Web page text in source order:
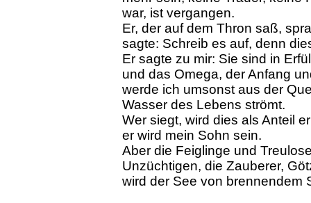
war, ist vergangen.
Er, der auf dem Thron saß,
sagte: Schreib es auf, denn
Er sagte zu mir: Sie sind in
und das Omega, der Anfang
werde ich umsonst aus der
Wasser des Lebens strömt.
Wer siegt, wird dies als Anteil
er wird mein Sohn sein.
Aber die Feiglinge und
Unzüchtigen, die Zauberer,
wird der See von brennendem